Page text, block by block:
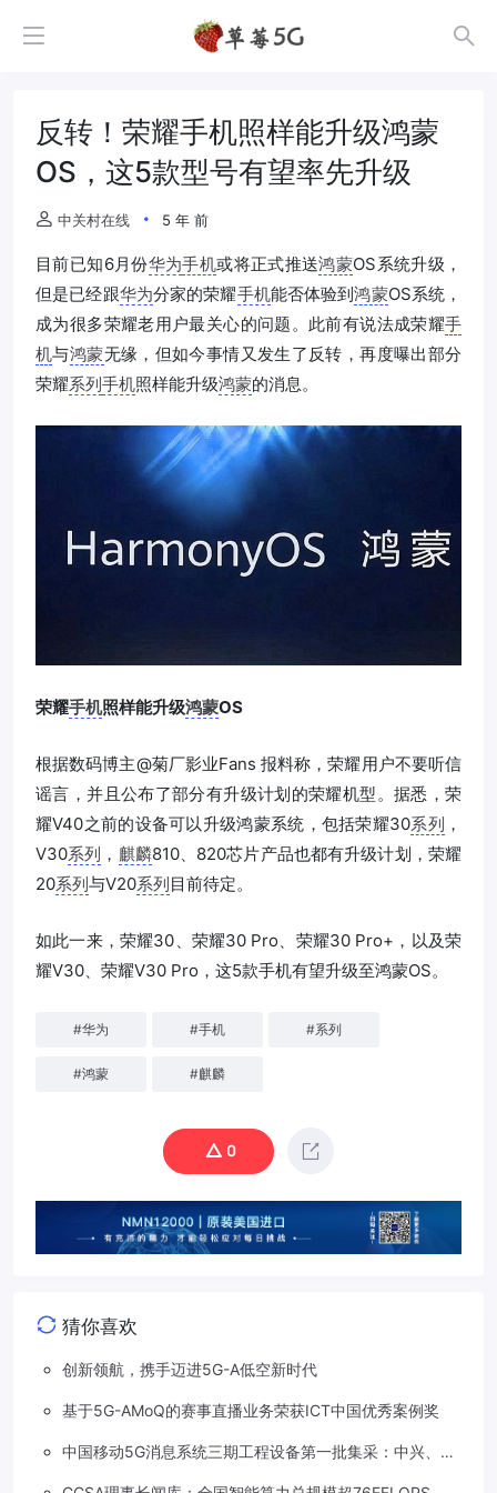
反转！荣耀手机照样能升级鸿蒙
OS，这5款型号有望率先升级
中关村在线 5 年 前
目前已知6月份华为手机或将正式推送鸿蒙OS系统升级，
但是已经跟华为分家的荣耀手机能否体验到鸿蒙OS系统，
成为很多荣耀老用户最关心的问题。此前有说法成荣耀手
机与鸿蒙无缘，但如今事情又发生了反转，再度曝出部分
荣耀系列手机照样能升级鸿蒙的消息。
荣耀手机照样能升级鸿蒙OS
根据数码博主@菊厂影业Fans 报料称，荣耀用户不要听信
谣言，并且公布了部分有升级计划的荣耀机型。据悉，荣
耀V40之前的设备可以升级鸿蒙系统，包括荣耀30系列 ，
V30系列 ， 麒麟810、820芯片产品也都有升级计划，荣耀
20系列 与V20系列 目前待定。
如此一来，荣耀30、荣耀30 Pro、荣耀30 Pro+，以及荣
耀V30、荣耀V30 Pro，这5款手机有望升级至鸿蒙OS。
#华为 #手机 #系列
#鸿蒙 #麒麟
0
猜你喜欢
创新领航，携手迈进5G-A低空新时代
基于5G-AMoQ的赛事直播业务荣获ICT中国优秀案例奖
中国移动5G消息系统三期工程设备第一批集采：中兴、华